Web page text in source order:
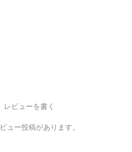
ビューを書く
ー投稿があります。